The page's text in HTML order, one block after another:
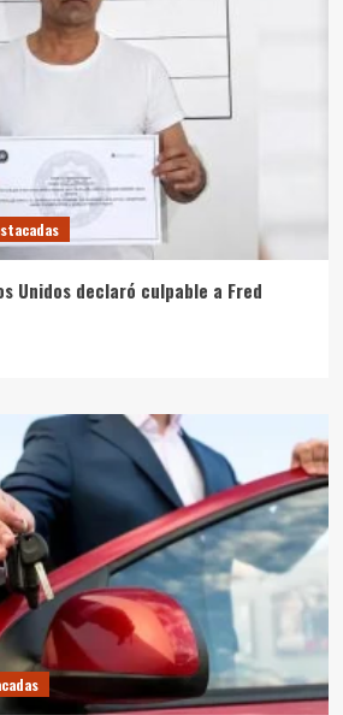
Unidos declaró culpable a Fred